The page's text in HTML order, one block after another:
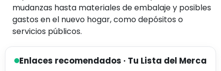
mudanzas hasta materiales de embalaje y posibles
gastos en el nuevo hogar, como depósitos o
servicios públicos.
Enlaces recomendados · Tu Lista del Merca